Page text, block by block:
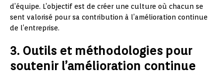
d’équipe. L’objectif est de créer une culture où chacun se
sent valorisé pour sa contribution à l’amélioration continue
de l’entreprise.
3. Outils et méthodologies pour
soutenir l’amélioration continue